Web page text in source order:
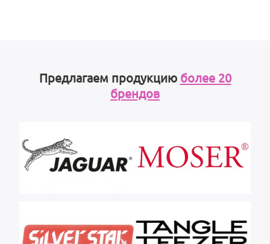
Предлагаем продукцию более 20
брендов